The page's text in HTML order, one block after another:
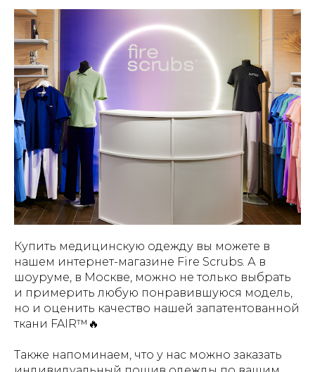
Купить медицинскую одежду вы можете в
нашем интернет-магазине Fire Scrubs. А в
шоуруме, в Москве, можно не только выбрать
и примерить любую понравившуюся модель,
но и оценить качество нашей запатентованной
ткани FAIR™🔥
Также напоминаем, что у нас можно заказать